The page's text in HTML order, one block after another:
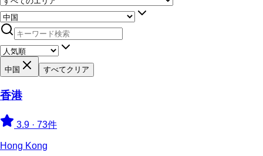
中国 すべてクリア
香港
3.9 · 73件
Hong Kong